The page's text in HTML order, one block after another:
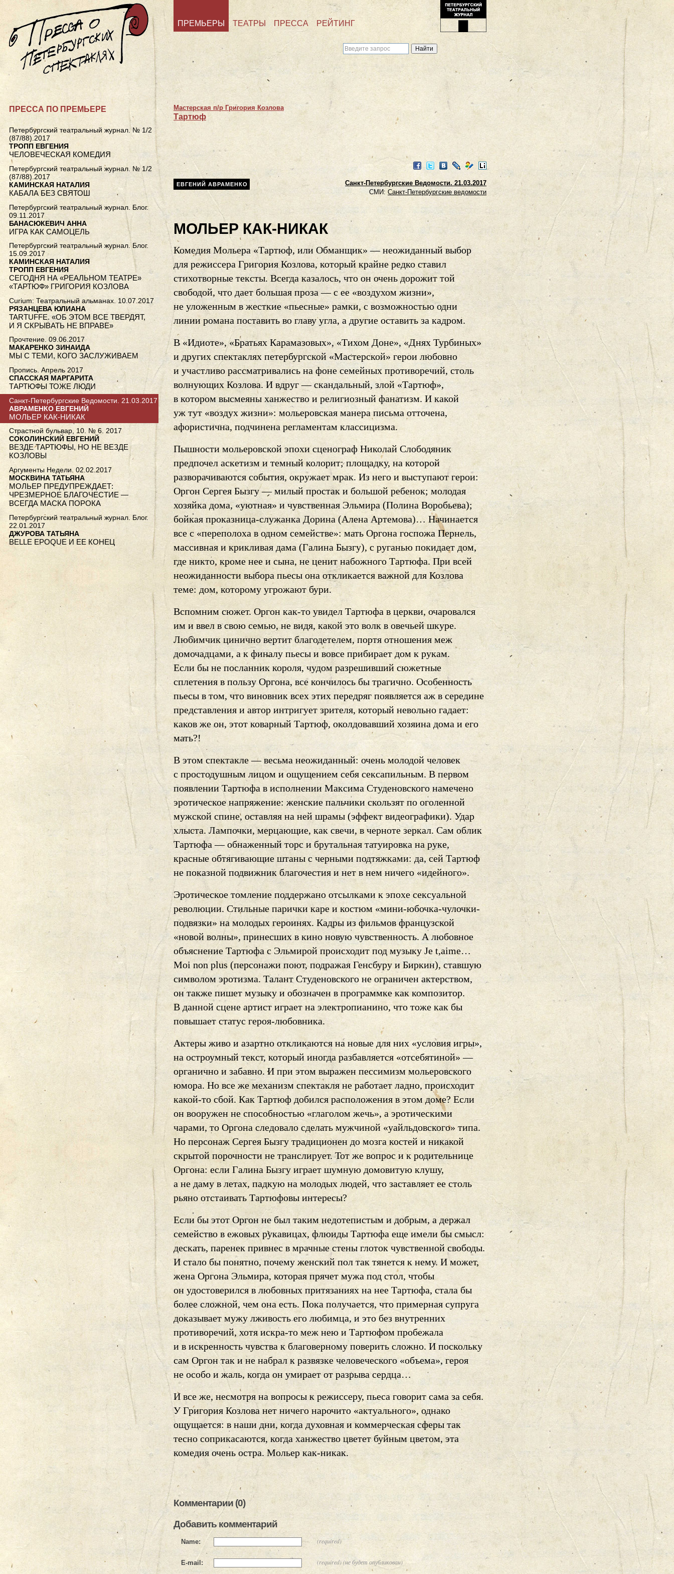
ПРЕМЬЕРЫ ТЕАТРЫ ПРЕССА РЕЙТИНГ
Мастерская п/р Григория Козлова
Тартюф
Facebook
TwitterVKontakte
LiveJournal
Мой
LiveInternet
Санкт-Петербургские Ведомости. 21.03.2017
СМИ:Санкт-Петербургские ведомости
ЕВГЕНИЙ АВРАМЕНКО
МОЛЬЕР КАК-НИКАК
Комедия Мольера «Тартюф, или Обманщик» — неожиданный выбор
для режиссера Григория Козлова, который крайне редко ставил
стихотворные тексты. Всегда казалось, что он очень дорожит той
свободой, что дает большая проза — с ее «воздухом жизни»,
не уложенным в жесткие «пьесные» рамки, с возможностью одни
линии романа поставить во главу угла, а другие оставить за кадром.
В «Идиоте», «Братьях Карамазовых», «Тихом Доне», «Днях Турбиных»
и других спектаклях петербургской «Мастерской» герои любовно
и участливо рассматривались на фоне семейных противоречий, столь
волнующих Козлова. И вдруг — скандальный, злой «Тартюф»,
в котором высмеяны ханжество и религиозный фанатизм. И какой
уж тут «воздух жизни»: мольеровская манера письма отточена,
афористична, подчинена регламентам классицизма.
Пышности мольеровской эпохи сценограф Николай Слободяник
предпочел аскетизм и темный колорит; площадку, на которой
разворачиваются события, окружает мрак. Из него и выступают герои:
Оргон Сергея Бызгу — милый простак и большой ребенок; молодая
хозяйка дома, «уютная» и чувственная Эльмира (Полина Воробьева);
бойкая проказница-служанка Дорина (Алена Артемова)… Начинается
все с «переполоха в одном семействе»: мать Оргона госпожа Пернель,
массивная и крикливая дама (Галина Бызгу), с руганью покидает дом,
где никто, кроме нее и сына, не ценит набожного Тартюфа. При всей
неожиданности выбора пьесы она откликается важной для Козлова
теме: дом, которому угрожают бури.
Вспомним сюжет. Оргон как-то увидел Тартюфа в церкви, очаровался
им и ввел в свою семью, не видя, какой это волк в овечьей шкуре.
Любимчик цинично вертит благодетелем, портя отношения меж
домочадцами, а к финалу пьесы и вовсе прибирает дом к рукам.
Если бы не посланник короля, чудом разрешивший сюжетные
сплетения в пользу Оргона, все кончилось бы трагично. Особенность
пьесы в том, что виновник всех этих передряг появляется аж в середине
представления и автор интригует зрителя, который невольно гадает:
каков же он, этот коварный Тартюф, околдовавший хозяина дома и его
мать?!
В этом спектакле — весьма неожиданный: очень молодой человек
с простодушным лицом и ощущением себя сексапильным. В первом
появлении Тартюфа в исполнении Максима Студеновского намечено
эротическое напряжение: женские пальчики скользят по оголенной
мужской спине, оставляя на ней шрамы (эффект видеографики). Удар
хлыста. Лампочки, мерцающие, как свечи, в черноте зеркал. Сам облик
Тартюфа — обнаженный торс и брутальная татуировка на руке,
красные обтягивающие штаны с черными подтяжками: да, сей Тартюф
не показной подвижник благочестия и нет в нем ничего «идейного».
Эротическое томление поддержано отсылками к эпохе сексуальной
революции. Стильные парички каре и костюм «мини-юбочка-чулочки-
подвязки» на молодых героинях. Кадры из фильмов французской
«новой волны», принесших в кино новую чувственность. А любовное
объяснение Тартюфа с Эльмирой происходит под музыку Je t,aime…
Moi non plus (персонажи поют, подражая Генсбуру и Биркин), ставшую
символом эротизма. Талант Студеновского не ограничен актерством,
он также пишет музыку и обозначен в программке как композитор.
В данной сцене артист играет на электропианино, что тоже как бы
повышает статус героя-любовника.
Актеры живо и азартно откликаются на новые для них «условия игры»,
на остроумный текст, который иногда разбавляется «отсебятиной» —
органично и забавно. И при этом выражен пессимизм мольеровского
юмора. Но все же механизм спектакля не работает ладно, происходит
какой-то сбой. Как Тартюф добился расположения в этом доме? Если
он вооружен не способностью «глаголом жечь», а эротическими
чарами, то Оргона следовало сделать мужчиной «уайльдовского» типа.
Но персонаж Сергея Бызгу традиционен до мозга костей и никакой
скрытой порочности не транслирует. Тот же вопрос и к родительнице
Оргона: если Галина Бызгу играет шумную домовитую клушу,
а не даму в летах, падкую на молодых людей, что заставляет ее столь
рьяно отстаивать Тартюфовы интересы?
Если бы этот Оргон не был таким недотепистым и добрым, а держал
семейство в ежовых рукавицах, флюиды Тартюфа еще имели бы смысл:
дескать, паренек привнес в мрачные стены глоток чувственной свободы.
И стало бы понятно, почему женский пол так тянется к нему. И может,
жена Оргона Эльмира, которая прячет мужа под стол, чтобы
он удостоверился в любовных притязаниях на нее Тартюфа, стала бы
более сложной, чем она есть. Пока получается, что примерная супруга
доказывает мужу лживость его любимца, и это без внутренних
противоречий, хотя искра-то меж нею и Тартюфом пробежала
и в искренность чувства к благоверному поверить сложно. И поскольку
сам Оргон так и не набрал к развязке человеческого «объема», героя
не особо и жаль, когда он умирает от разрыва сердца…
И все же, несмотря на вопросы к режиссеру, пьеса говорит сама за себя.
У Григория Козлова нет ничего нарочито «актуального», однако
ощущается: в наши дни, когда духовная и коммерческая сферы так
тесно соприкасаются, когда ханжество цветет буйным цветом, эта
комедия очень остра. Мольер как-никак.
Комментарии (0)
Добавить комментарий
Name: (required)
E-mail: (required) (не будет опубликован)
ПРЕССА ПО ПРЕМЬЕРЕ
Петербургский театральный журнал. № 1/2
(87/88).2017
ТРОПП ЕВГЕНИЯ
ЧЕЛОВЕЧЕСКАЯ КОМЕДИЯ
Петербургский театральный журнал. № 1/2
(87/88).2017
КАМИНСКАЯ НАТАЛИЯ
КАБАЛА БЕЗ СВЯТОШ
Петербургский театральный журнал. Блог.
09.11.2017
БАНАСЮКЕВИЧ АННА
ИГРА КАК САМОЦЕЛЬ
Петербургский театральный журнал. Блог.
15.09.2017
КАМИНСКАЯ НАТАЛИЯ
ТРОПП ЕВГЕНИЯ
СЕГОДНЯ НА «РЕАЛЬНОМ ТЕАТРЕ»
«ТАРТЮФ» ГРИГОРИЯ КОЗЛОВА
Curium: Театральный альманах. 10.07.2017
РЯЗАНЦЕВА ЮЛИАНА
TARTUFFE. «ОБ ЭТОМ ВСЕ ТВЕРДЯТ,
И Я СКРЫВАТЬ НЕ ВПРАВЕ»
Прочтение. 09.06.2017
МАКАРЕНКО ЗИНАИДА
МЫ С ТЕМИ, КОГО ЗАСЛУЖИВАЕМ
Пропись. Апрель 2017
СПАССКАЯ МАРГАРИТА
ТАРТЮФЫ ТОЖЕ ЛЮДИ
Санкт-Петербургские Ведомости. 21.03.2017
АВРАМЕНКО ЕВГЕНИЙ
МОЛЬЕР КАК-НИКАК
Страстной бульвар, 10. № 6. 2017
СОКОЛИНСКИЙ ЕВГЕНИЙ
ВЕЗДЕ ТАРТЮФЫ, НО НЕ ВЕЗДЕ
КОЗЛОВЫ
Аргументы Недели. 02.02.2017
МОСКВИНА ТАТЬЯНА
МОЛЬЕР ПРЕДУПРЕЖДАЕТ:
ЧРЕЗМЕРНОЕ БЛАГОЧЕСТИЕ —
ВСЕГДА МАСКА ПОРОКА
Петербургский театральный журнал. Блог.
22.01.2017
ДЖУРОВА ТАТЬЯНА
BELLE EPOQUE И ЕЕ КОНЕЦ